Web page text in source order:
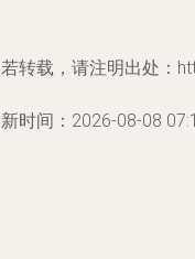
转载，请注明出处：
时间：2026-08-08